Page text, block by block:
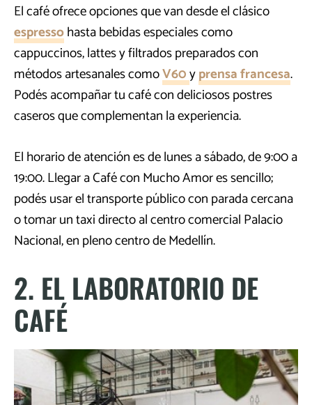
El café ofrece opciones que van desde el clásico
espressohasta bebidas especiales como
cappuccinos, lattes y filtrados preparados con
métodos artesanales comoV60yprensa francesa.
Podés acompañar tu café con deliciosos postres
caseros que complementan la experiencia.
El horario de atención es de lunes a sábado, de 9:00 a
19:00. Llegar a Café con Mucho Amor es sencillo;
podés usar el transporte público con parada cercana
o tomar un taxi directo al centro comercial Palacio
Nacional, en pleno centro de Medellín.
2. EL LABORATORIO DE
CAFÉ